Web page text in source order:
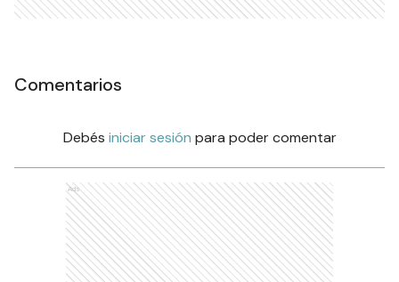
Comentarios
Debés iniciar sesión para poder comentar
Ads